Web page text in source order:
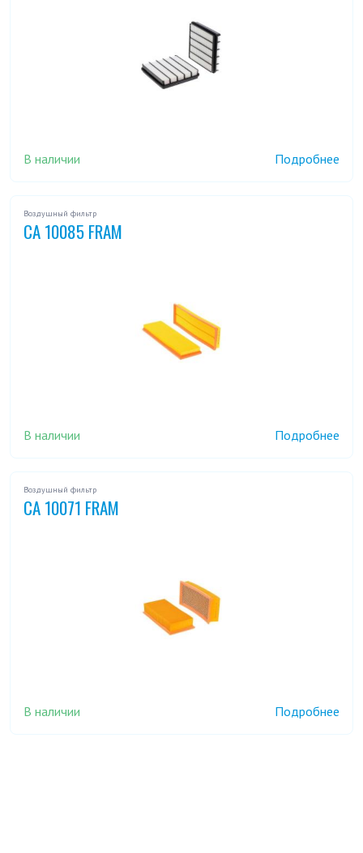
В наличии Подробнее
Воздушный фильтр
CA 10085 FRAM
В наличии Подробнее
Воздушный фильтр
CA 10071 FRAM
В наличии Подробнее